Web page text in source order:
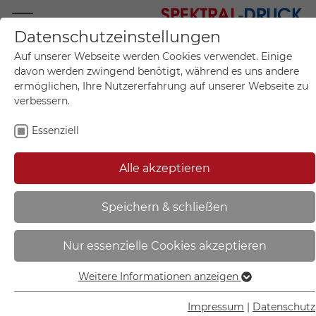
Mo.-Fr. 09:00-17:00
+49 (0)711 55 75 25
Mein Konto
Mein Warenkorb
Sie sind hier: Start
Fluchtwegschild -
langnachleuchtend | Notausgang
rechts, abwärts (Kombischild) -
38.A1057
Datenschutzeinstellungen
Auf unserer Webseite werden Cookies verwendet. Einige
davon werden zwingend benötigt, während es uns andere
ermöglichen, Ihre Nutzererfahrung auf unserer Webseite zu
verbessern.
Essenziell
Alle akzeptieren
Speichern & schließen
Nur essenzielle Cookies akzeptieren
Essenziell
Essenzielle Cookies werden für grundlegende Funktionen
Weitere Informationen anzeigen
Impressum Datenschutz